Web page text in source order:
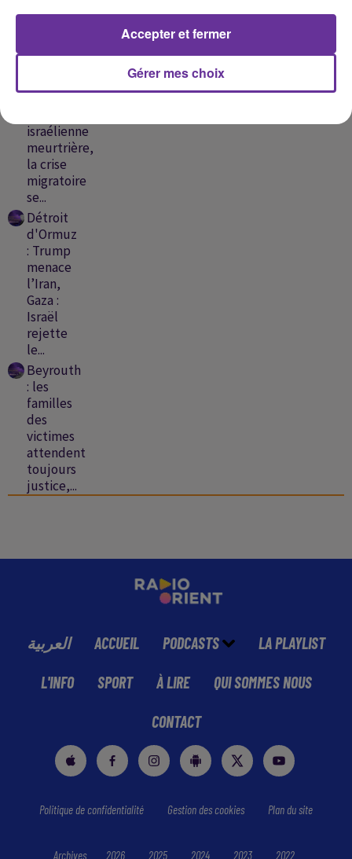
ÉCOUTER
MOMENT
Liban : une
israélienne
meurtrière,
la crise
migratoire
se...
Détroit
d'Ormuz
: Trump
menace
l’Iran,
Gaza :
Israël
rejette
le...
Beyrouth
: les
familles
des
victimes
attendent
toujours
justice,...
العربية ACCUEIL PODCASTS LA PLAYLIST
L'INFO SPORT À LIRE QUI SOMMES NOUS
CONTACT
Politique de confidentialité Gestion des cookies Plan du site
Archives 2026 2025 2024 2023 2022
Gérer mes choix
Accepter et fermer